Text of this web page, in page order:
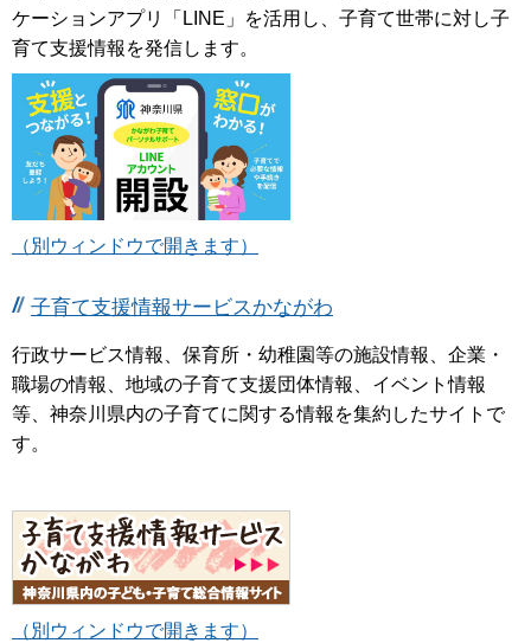
ケーションアプリ「LINE」を活用し、子育て世帯に対し子
育て支援情報を発信します。
（別ウィンドウで開きます）
子育て支援情報サービスかながわ
行政サービス情報、保育所・幼稚園等の施設情報、企業・
職場の情報、地域の子育て支援団体情報、イベント情報
等、神奈川県内の子育てに関する情報を集約したサイトで
す。
（別ウィンドウで開きます）